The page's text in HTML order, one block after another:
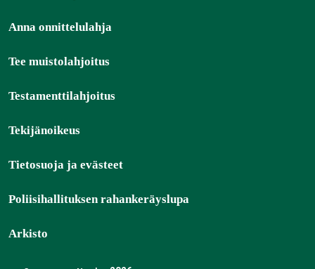
Anna onnittelulahja
Tee muistolahjoitus
Testamenttilahjoitus
Tekijänoikeus
Tietosuoja ja evästeet
Poliisihallituksen rahankeräyslupa
Arkisto